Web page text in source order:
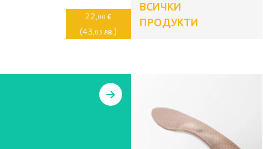
22 ,00 €
(43 ,03 лв.)
ВСИЧКИ
ПРОДУКТИ